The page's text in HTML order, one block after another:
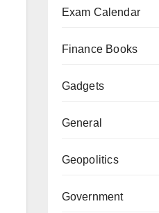
Exam Calendar
Finance Books
Gadgets
General
Geopolitics
Government